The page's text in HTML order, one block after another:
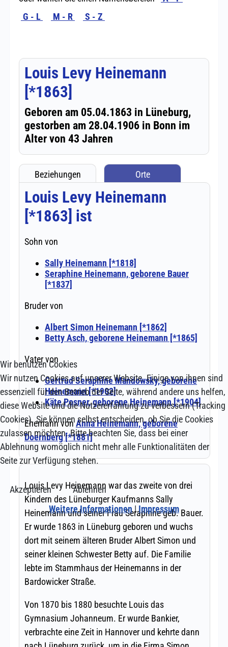
Wir benutzen Cookies
Wir nutzen Cookies auf unserer Website. Einige von ihnen sind
essenziell für den Betrieb der Seite, während andere uns helfen,
diese Website und die Nutzererfahrung zu verbessern (Tracking
Cookies). Sie können selbst entscheiden, ob Sie die Cookies
zulassen möchten. Bitte beachten Sie, dass bei einer
Ablehnung womöglich nicht mehr alle Funktionalitäten der
Seite zur Verfügung stehen.
Akzeptieren
Ablehnen
Weitere Informationen|Impressum